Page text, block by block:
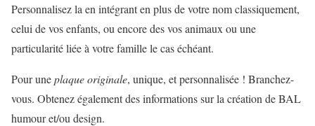
Personnalisez la en intégrant en plus de votre nom classiquement,
celui de vos enfants, ou encore des vos animaux ou une
particularité liée à votre famille le cas échéant.
Pour uneplaque originale, unique, et personnalisée ! Branchez-
vous. Obtenez également des informations sur la création de BAL
humour et/ou design.